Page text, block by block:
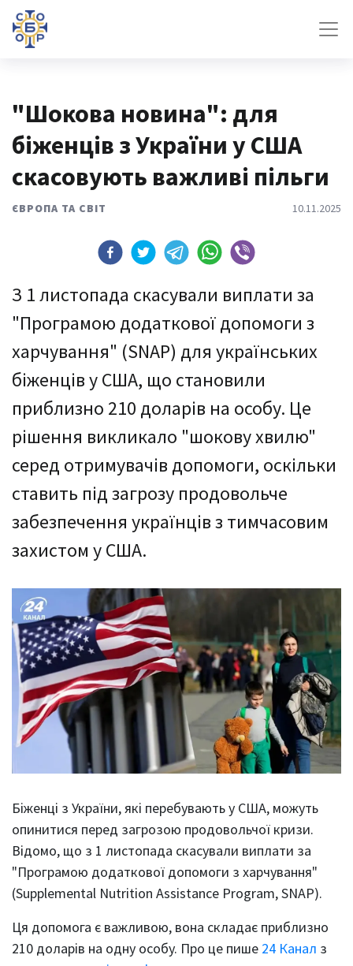
"Шокова новина": для
біженців з України у США
скасовують важливі пільги
ЄВРОПА ТА СВІТ 10.11.2025
З 1 листопада скасували виплати за
"Програмою додаткової допомоги з
харчування" (SNAP) для українських
біженців у США, що становили
приблизно 210 доларів на особу. Це
рішення викликало "шокову хвилю"
серед отримувачів допомоги, оскільки
ставить під загрозу продовольче
забезпечення українців з тимчасовим
захистом у США.
Біженці з України, які перебувають у США, можуть
опинитися перед загрозою продовольчої кризи.
Відомо, що з 1 листопада скасували виплати за
"Програмою додаткової допомоги з харчування"
(Supplemental Nutrition Assistance Program, SNAP).
Ця допомога є важливою, вона складає приблизно
210 доларів на одну особу. Про це пише 24 Канал з